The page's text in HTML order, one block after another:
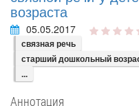
возраста
05.05.2017
связная речь
старший дошкольный
...
Аннотация